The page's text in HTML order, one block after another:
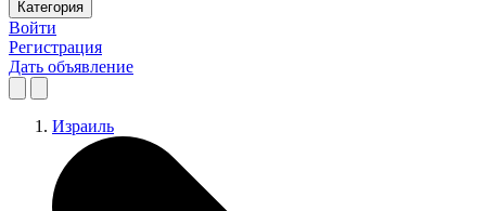
Категория
Войти
Регистрация
Дать объявление
Израиль